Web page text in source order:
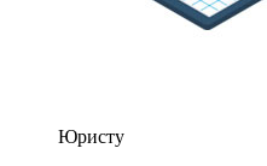
Юристу